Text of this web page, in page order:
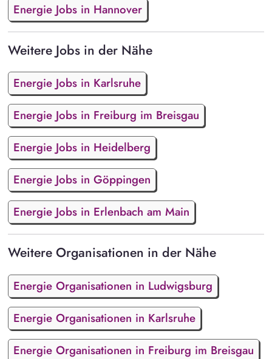
Energie Jobs in Hannover
Weitere Jobs in der Nähe
Energie Jobs in Karlsruhe
Energie Jobs in Freiburg im Breisgau
Energie Jobs in Heidelberg
Energie Jobs in Göppingen
Energie Jobs in Erlenbach am Main
Weitere Organisationen in der Nähe
Energie Organisationen in Ludwigsburg
Energie Organisationen in Karlsruhe
Energie Organisationen in Freiburg im Breisgau